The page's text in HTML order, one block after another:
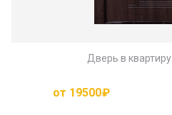
Дверь в квартиру
от 19500₽